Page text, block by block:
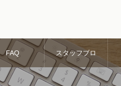
FAQ スタッフブロ
グ